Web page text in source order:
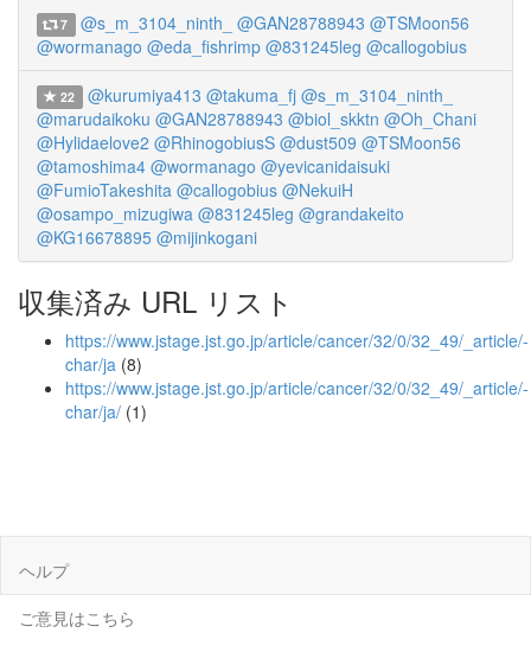
7 @s_m_3104_ninth_ @GAN28788943 @TSMoon56
@wormanago @eda_fishrimp @831245leg @callogobius
22 @kurumiya413 @takuma_fj @s_m_3104_ninth_
@marudaikoku @GAN28788943 @biol_skktn @Oh_Chani
@Hylidaelove2 @RhinogobiusS @dust509 @TSMoon56
@tamoshima4 @wormanago @yevicanidaisuki
@FumioTakeshita @callogobius @NekuiH
@osampo_mizugiwa @831245leg @grandakeito
@KG16678895 @mijinkogani
収集済み URL リスト
https://www.jstage.jst.go.jp/article/cancer/32/0/32_49/_article/-
char/ja (8)
https://www.jstage.jst.go.jp/article/cancer/32/0/32_49/_article/-
char/ja/ (1)
ヘルプ
ご意見はこちら